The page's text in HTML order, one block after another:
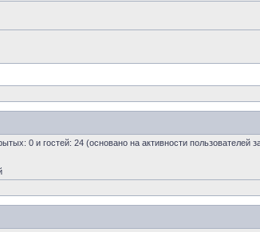
0 и гостей: 24 (основано на активности пользователей